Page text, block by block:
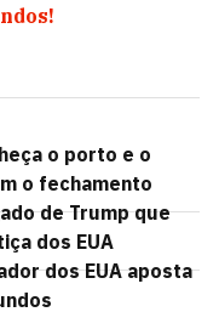
o porto e o
o fechamento
de Trump que
dos EUA
dos EUA aposta